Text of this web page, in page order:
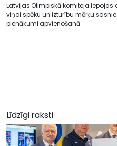
Latvijas Olimpiskā komiteja
viņai spēku un izturību mērķu
pienākumi apvienošanā.
Līdzīgi raksti